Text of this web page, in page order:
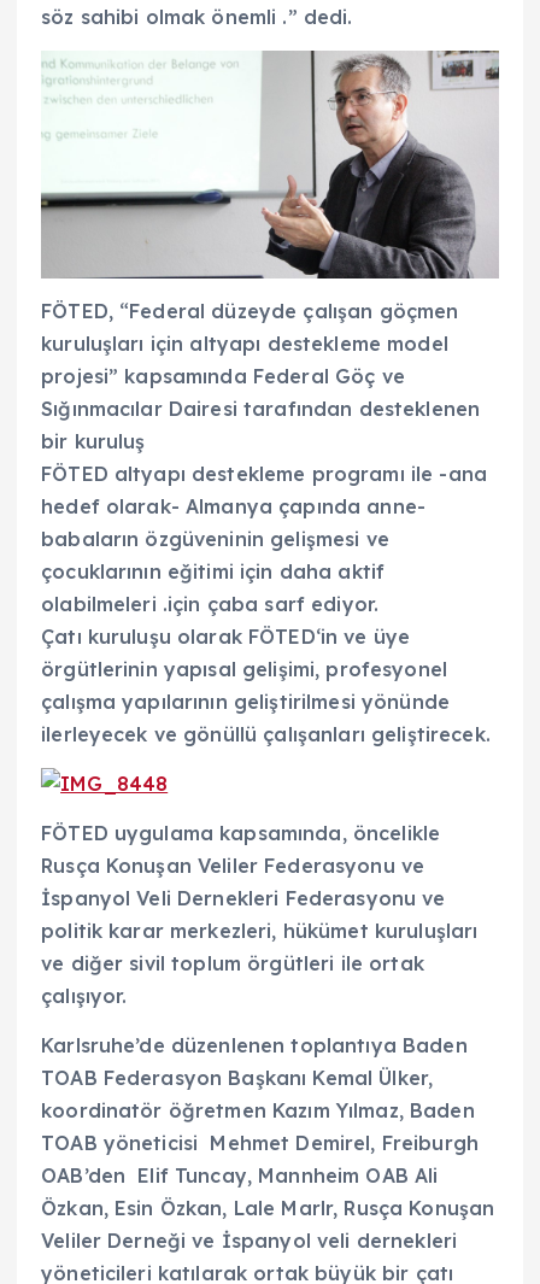
söz sahibi olmak önemli .” dedi.
FÖTED, “Federal düzeyde çalışan göçmen
kuruluşları için altyapı destekleme model
projesi” kapsamında Federal Göç ve
Sığınmacılar Dairesi tarafından desteklenen
bir kuruluş
FÖTED altyapı destekleme programı ile -ana
hedef olarak- Almanya çapında anne-
babaların özgüveninin gelişmesi ve
çocuklarının eğitimi için daha aktif
olabilmeleri .için çaba sarf ediyor.
Çatı kuruluşu olarak FÖTED‘in ve üye
örgütlerinin yapısal gelişimi, profesyonel
çalışma yapılarının geliştirilmesi yönünde
ilerleyecek ve gönüllü çalışanları geliştirecek.
FÖTED uygulama kapsamında, öncelikle
Rusça Konuşan Veliler Federasyonu ve
İspanyol Veli Dernekleri Federasyonu ve
politik karar merkezleri, hükümet kuruluşları
ve diğer sivil toplum örgütleri ile ortak
çalışıyor.
Karlsruhe’de düzenlenen toplantıya Baden
TOAB Federasyon Başkanı Kemal Ülker,
koordinatör öğretmen Kazım Yılmaz, Baden
TOAB yöneticisi Mehmet Demirel, Freiburgh
OAB’den Elif Tuncay, Mannheim OAB Ali
Özkan, Esin Özkan, Lale Marlr, Rusça Konuşan
Veliler Derneği ve İspanyol veli dernekleri
yöneticileri katılarak ortak büyük bir çatı